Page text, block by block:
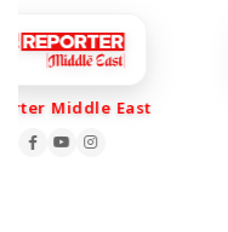
Middle East